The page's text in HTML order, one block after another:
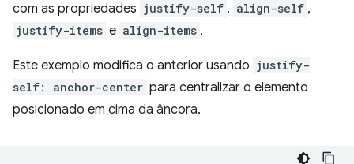
com as propriedades justify-self , align-self ,
justify-items e align-items .
Este exemplo modifica o anterior usando justify-
self: anchor-center para centralizar o elemento
posicionado em cima da âncora.